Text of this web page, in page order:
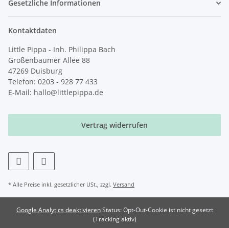
Gesetzliche Informationen
Kontaktdaten
Little Pippa - Inh. Philippa Bach
Großenbaumer Allee 88
47269 Duisburg
Telefon: 0203 - 928 77 433
E-Mail: hallo@littlepippa.de
Vertrag widerrufen
* Alle Preise inkl. gesetzlicher USt., zzgl. Versand
Google Analytics deaktivieren Status: Opt-Out-Cookie ist nicht gesetzt
(Tracking aktiv)